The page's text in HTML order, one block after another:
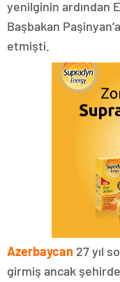
yenilginin ardından
Başbakan
etmişti.
Azerbaycan 27 yıl
girmiş ancak